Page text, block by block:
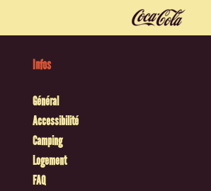
Infos
Général
Accessibilité
Camping
Logement
FAQ